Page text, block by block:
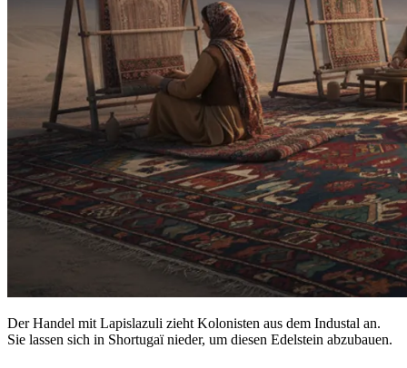
Der Handel mit Lapislazuli zieht Kolonisten aus dem Industal an.
Sie lassen sich in Shortugaï nieder, um diesen Edelstein abzubauen.